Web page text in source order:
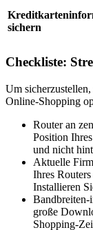
sichern
Checkliste:
Um
Online-Shopping
Router an
Position
und nicht
Aktuelle
Ihres
Installieren
Bandbreiten-
große
Shopping-